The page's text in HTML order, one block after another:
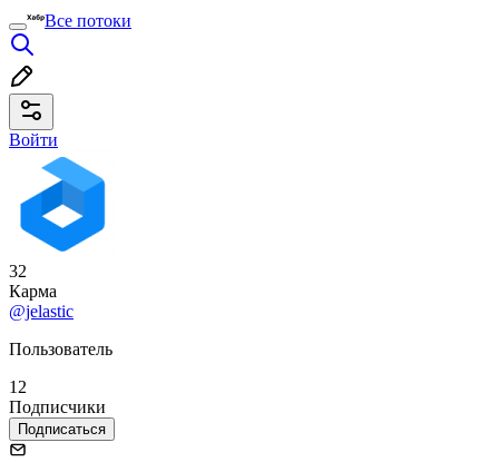
Все потоки
Войти
32
Карма
@jelastic
Пользователь
12
Подписчики
Подписаться